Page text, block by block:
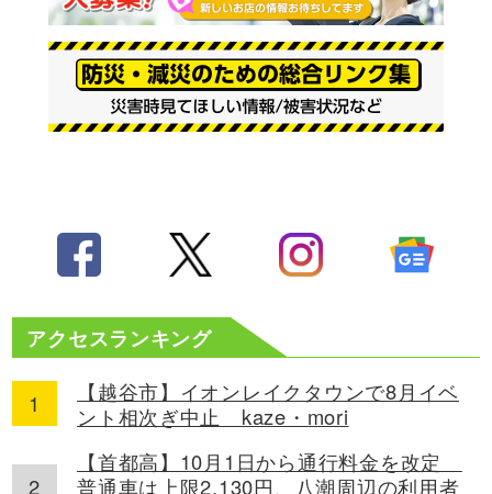
アクセスランキング
【越谷市】イオンレイクタウンで8月イベ
ント相次ぎ中止 kaze・mori
【首都高】10月1日から通行料金を改定
普通車は上限2,130円、八潮周辺の利用者